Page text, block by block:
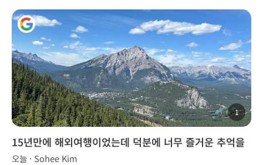
1
15년만에 해외여행이었는데 덕분에 너무 즐거운 추억을
만들었습니다.
오늘 · Sohee Kim